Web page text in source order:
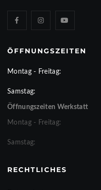
ÖFFNUNGSZEITEN
Montag - Freitag:
Samstag:
Öffnungszeiten Werkstatt
Montag - Freitag:
Samstag:
RECHTLICHES